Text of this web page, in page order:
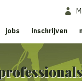
jobs inschrijven